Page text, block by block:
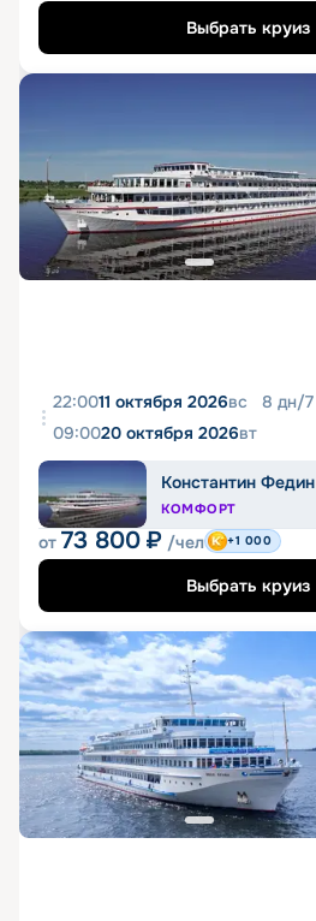
Выбрать круиз
22:0011 октября 2026вс 8 дн/7
09:0020 октября 2026вт
Константин Федин
КОМФОРТ
от 73 800 ₽ /чел +1 000
Выбрать круиз